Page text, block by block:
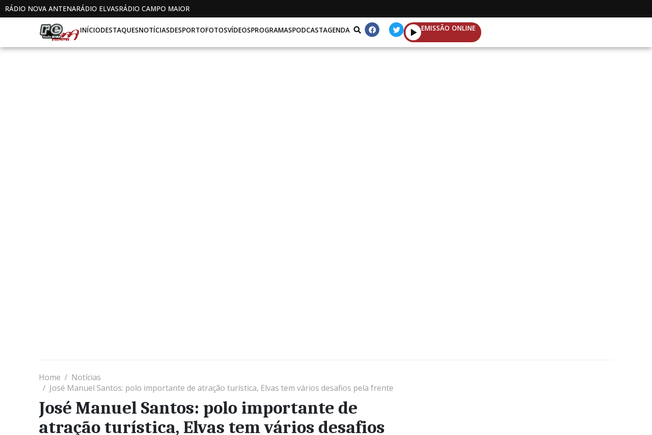
RÁDIO NOVA ANTENARÁDIO ELVASRÁDIO CAMPO MAIOR
INÍCIODESTAQUESNOTÍCIASDESPORTOFOTOSVÍDEOSPROGRAMASPODCASTAGENDA EMISSÃO ONLINE
Home
Notícias
José Manuel Santos: polo importante de atração turística, Elvas tem vários desafios pela frente
José Manuel Santos: polo importante de
atração turística, Elvas tem vários desafios